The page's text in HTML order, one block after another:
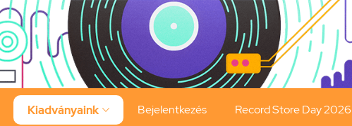
Kiadványaink  Bejelentkezés Record Store Day 2026